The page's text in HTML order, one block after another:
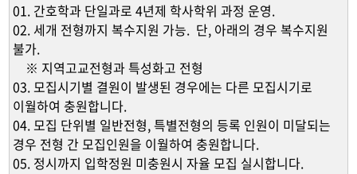
01. 간호학과 단일과로 4년제 학사학위 과정 운영.
02. 세개 전형까지 복수지원 가능. 단, 아래의 경우 복수지원
불가.
※ 지역고교전형과 특성화고 전형
03. 모집시기별 결원이 발생된 경우에는 다른 모집시기로
이월하여 충원합니다.
04. 모집 단위별 일반전형, 특별전형의 등록 인원이 미달되는
경우 전형 간 모집인원을 이월하여 충원합니다.
05. 정시까지 입학정원 미충원시 자율 모집 실시합니다.